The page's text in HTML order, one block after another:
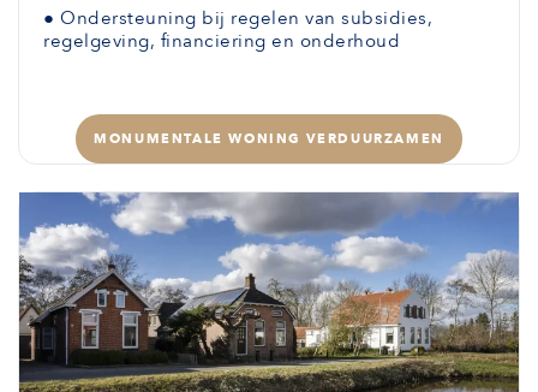
● Ondersteuning bij regelen van subsidies,
regelgeving, financiering en onderhoud
MONUMENTALE WONING VERDUURZAMEN